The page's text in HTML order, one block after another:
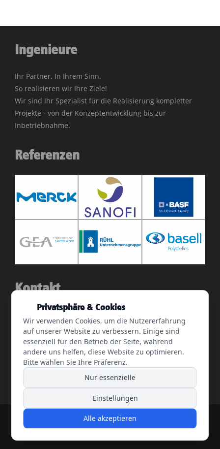
Ingenieure
Ihr Partner. In Ihrem Sinn.
So realisieren wir Ihre Ziele!
Wir sind Ihr Spezialist für die Realisierung kompletter
Projekte - von der Konzeptentwicklung bis zur
Inbetriebnahme.
Referenzen
Kontakt
Frankfurter Straße 89, D-65479 Raunheim
info@mgroup-engineering.de
+49.6142 92077 29
+49.6142 92077 10
©2026 MGroup Engineering. Alle Rechte vorbehalten. |
Privatsphäre & Cookies
Wir verwenden Cookies, um die Nutzererfahrung
auf unserer Website zu verbessern. Einige sind
essenziell für den Betrieb der Seite, während
andere uns helfen, diese Website zu optimieren.
Bitte wählen Sie Ihre Präferenz.
Nur essenzielle
Einstellungen
Alle akzeptieren